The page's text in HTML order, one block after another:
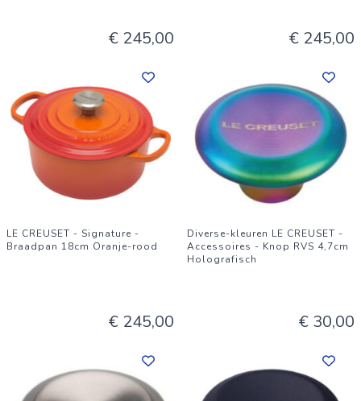
€ 245,00 € 245,00
LE CREUSET - Signature -
Braadpan 18cm Oranje-rood
€ 245,00
Diverse-kleuren LE CREUSET -
Accessoires - Knop RVS 4,7cm
Holografisch
€ 30,00